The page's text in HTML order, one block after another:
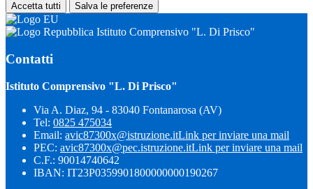
Accetta tutti Salva le preferenze
Istituto Comprensivo "L. Di Prisco"
Contatti
Istituto Comprensivo "L. Di Prisco"
Via A. Diaz, 94 - 83040 Fontanarosa (AV)
Tel: 0825 475034
Email: avic87300x@istruzione.itLink per inviare una mail
PEC: avic87300x@pec.istruzione.itLink per inviare una mail
C.F.: 90014740642
IBAN: IT23P0359901800000000190267